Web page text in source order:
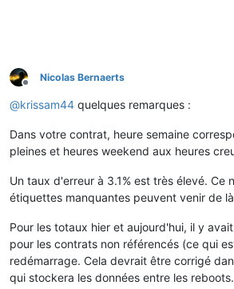
Offline
Nicolas Bernaerts
@krissam44 quelques remarques :
Dans votre contrat, heure semaine
pleines et heures weekend aux heures
Un taux d'erreur à 3.1% est très élevé. Ce
étiquettes manquantes peuvent venir de
Pour les totaux hier et aujourd'hui, il y
pour les contrats non référencés (ce qui
redémarrage. Cela devrait être corrigé
qui stockera les données entre les reboots.